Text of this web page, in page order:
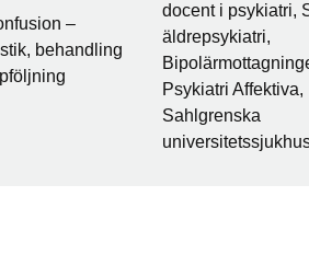
–
behandling
docent i psykiatri,
äldrepsykiatri,
Psykiatri Affektiva,
Sahlgrenska